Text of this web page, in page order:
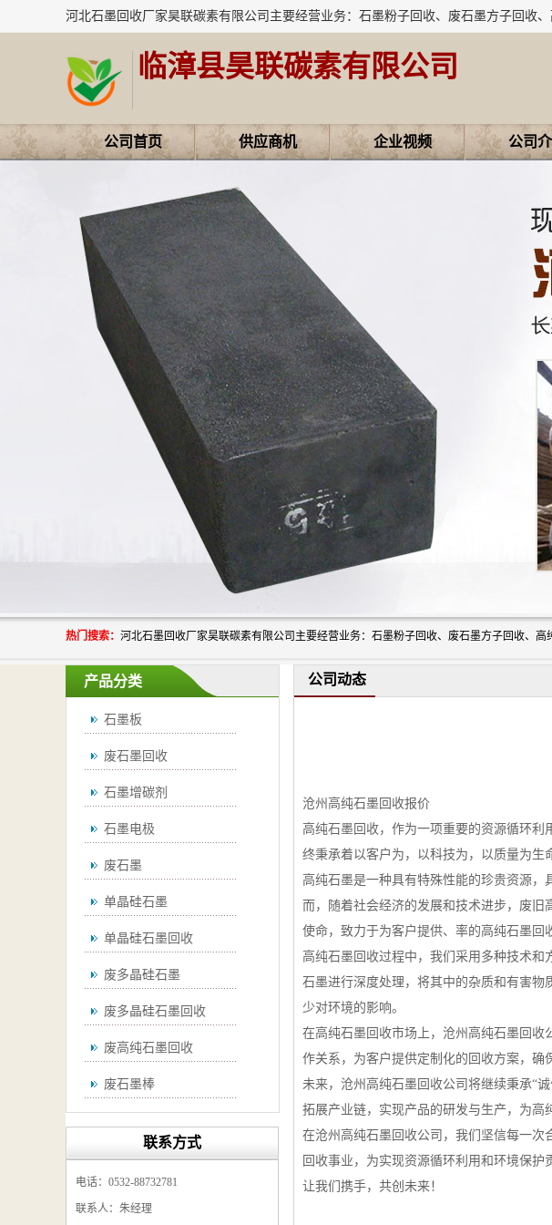
临漳县昊联碳素有限公司
公司首页 供应商机 企业视频 公司
热门搜索：
产品分类
石墨板
废石墨回收
石墨增碳剂
石墨电极
废石墨
单晶硅石墨
单晶硅石墨回收
废多晶硅石墨
废多晶硅石墨回收
废高纯石墨回收
废石墨棒
废石墨换热器回收
联系方式
电话：0532-88732781
联系人：朱经理
公司动态
沧州高纯石墨回收报价
高纯石墨回收，作为一项重要的资源循环
终秉承着以客户为，以科技为，以质量为生
高纯石墨是一种具有特殊性能的珍贵资源
而，随着社会经济的发展和技术进步，废
使命，致力于为客户提供、率的高纯石墨回
高纯石墨回收过程中，我们采用多种技术
石墨进行深度处理，将其中的杂质和有害
少对环境的影响。
在高纯石墨回收市场上，沧州高纯石墨回
作关系，为客户提供定制化的回收方案，确
未来，沧州高纯石墨回收公司将继续秉承“
拓展产业链，实现产品的研发与生产，为高
在沧州高纯石墨回收公司，我们坚信每一
回收事业，为实现资源循环利用和环境保护
让我们携手，共创未来！